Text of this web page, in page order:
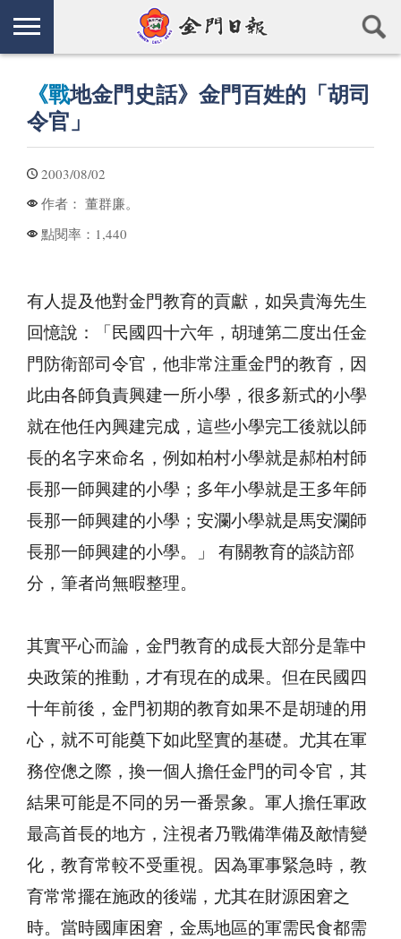
《戰地金門史話》金門百姓的「胡司
令官」
2003/08/02
作者： 董群廉。
點閱率： 1,440
有人提及他對金門教育的貢獻，如吳貴海先生
回憶說：「民國四十六年，胡璉第二度出任金
門防衛部司令官，他非常注重金門的教育，因
此由各師負責興建一所小學，很多新式的小學
就在他任內興建完成，這些小學完工後就以師
長的名字來命名，例如柏村小學就是郝柏村師
長那一師興建的小學；多年小學就是王多年師
長那一師興建的小學；安瀾小學就是馬安瀾師
長那一師興建的小學。」 有關教育的談訪部
分，筆者尚無暇整理。
其實平心而論，金門教育的成長大部分是靠中
央政策的推動，才有現在的成果。但在民國四
十年前後，金門初期的教育如果不是胡璉的用
心，就不可能奠下如此堅實的基礎。尤其在軍
務倥傯之際，換一個人擔任金門的司令官，其
結果可能是不同的另一番景象。軍人擔任軍政
最高首長的地方，注視者乃戰備準備及敵情變
化，教育常較不受重視。因為軍事緊急時，教
育常常擺在施政的後端，尤其在財源困窘之
時。當時國庫困窘，金馬地區的軍需民食都需